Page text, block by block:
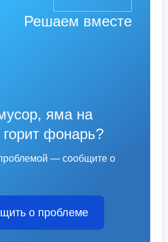
Решаем вместе
яма на
горит фонарь?
— сообщите о
о проблеме